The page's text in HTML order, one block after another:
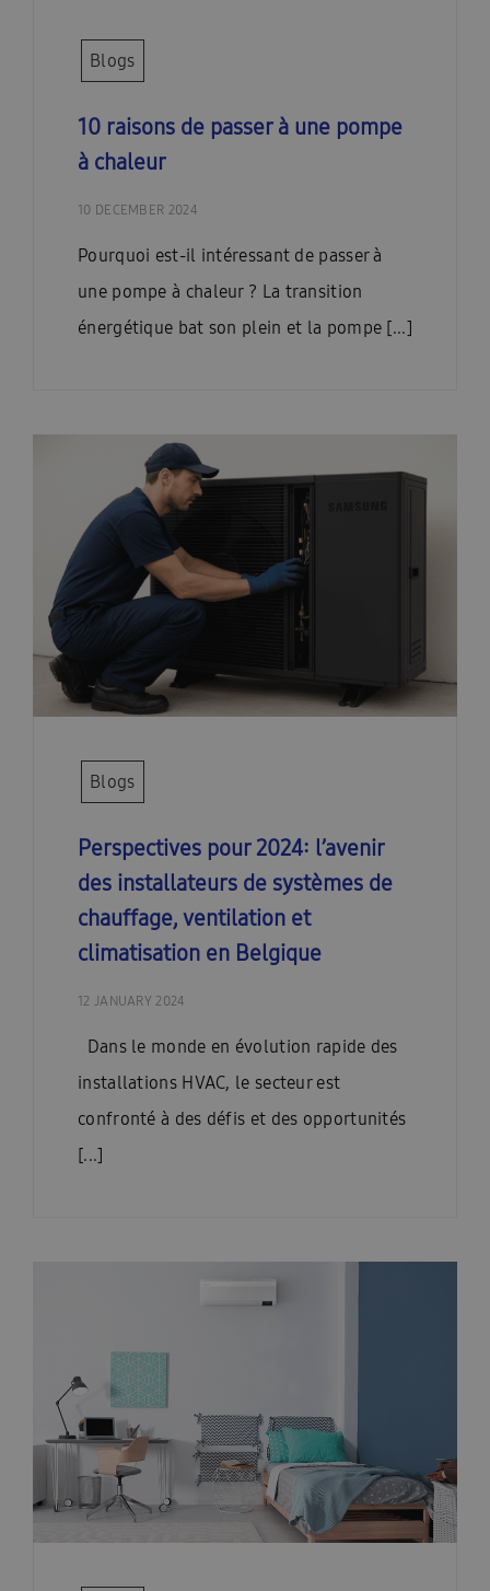
Blogs
10 raisons de passer à une pompe
à chaleur
10 DECEMBER 2024
Pourquoi est-il intéressant de passer à
une pompe à chaleur ? La transition
énergétique bat son plein et la pompe [...]
Blogs
Perspectives pour 2024: l’avenir
des installateurs de systèmes de
chauffage, ventilation et
climatisation en Belgique
12 JANUARY 2024
Dans le monde en évolution rapide des
installations HVAC, le secteur est
confronté à des défis et des opportunités
[...]